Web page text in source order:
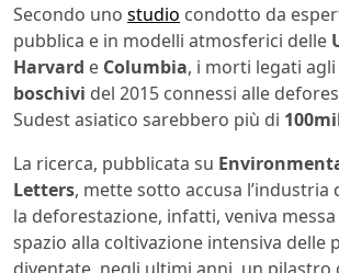
Secondo uno studio condotto da
pubblica e in modelli atmosferici delle
Harvard e Columbia, i morti legati agli
boschivi del 2015 connessi alle
Sudest asiatico sarebbero più di
La ricerca, pubblicata su
Letters, mette sotto accusa l’industria
la deforestazione, infatti, veniva
spazio alla coltivazione intensiva delle